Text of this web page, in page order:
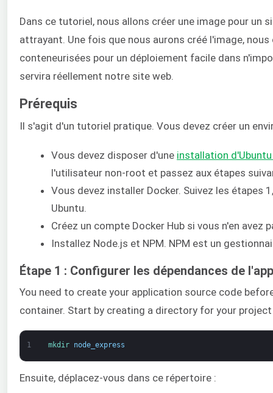
Dans ce tutoriel, nous allons créer une image pour
attrayant. Une fois que nous aurons créé l'image,
conteneurisées pour un déploiement facile dans
servira réellement notre site web.
Prérequis
Il s'agit d'un tutoriel pratique. Vous devez créer un
Vous devez disposer d'une installation
l'utilisateur non-root et passez aux étapes
Vous devez installer Docker. Suivez les étapes
Ubuntu.
Créez un compte Docker Hub si vous n'en avez
Installez Node.js et NPM. NPM est un
Étape 1 : Configurer les dépendances de
You need to create your application source code
container. Start by creating a directory for your
1 mkdir node_express
Ensuite, déplacez-vous dans ce répertoire :